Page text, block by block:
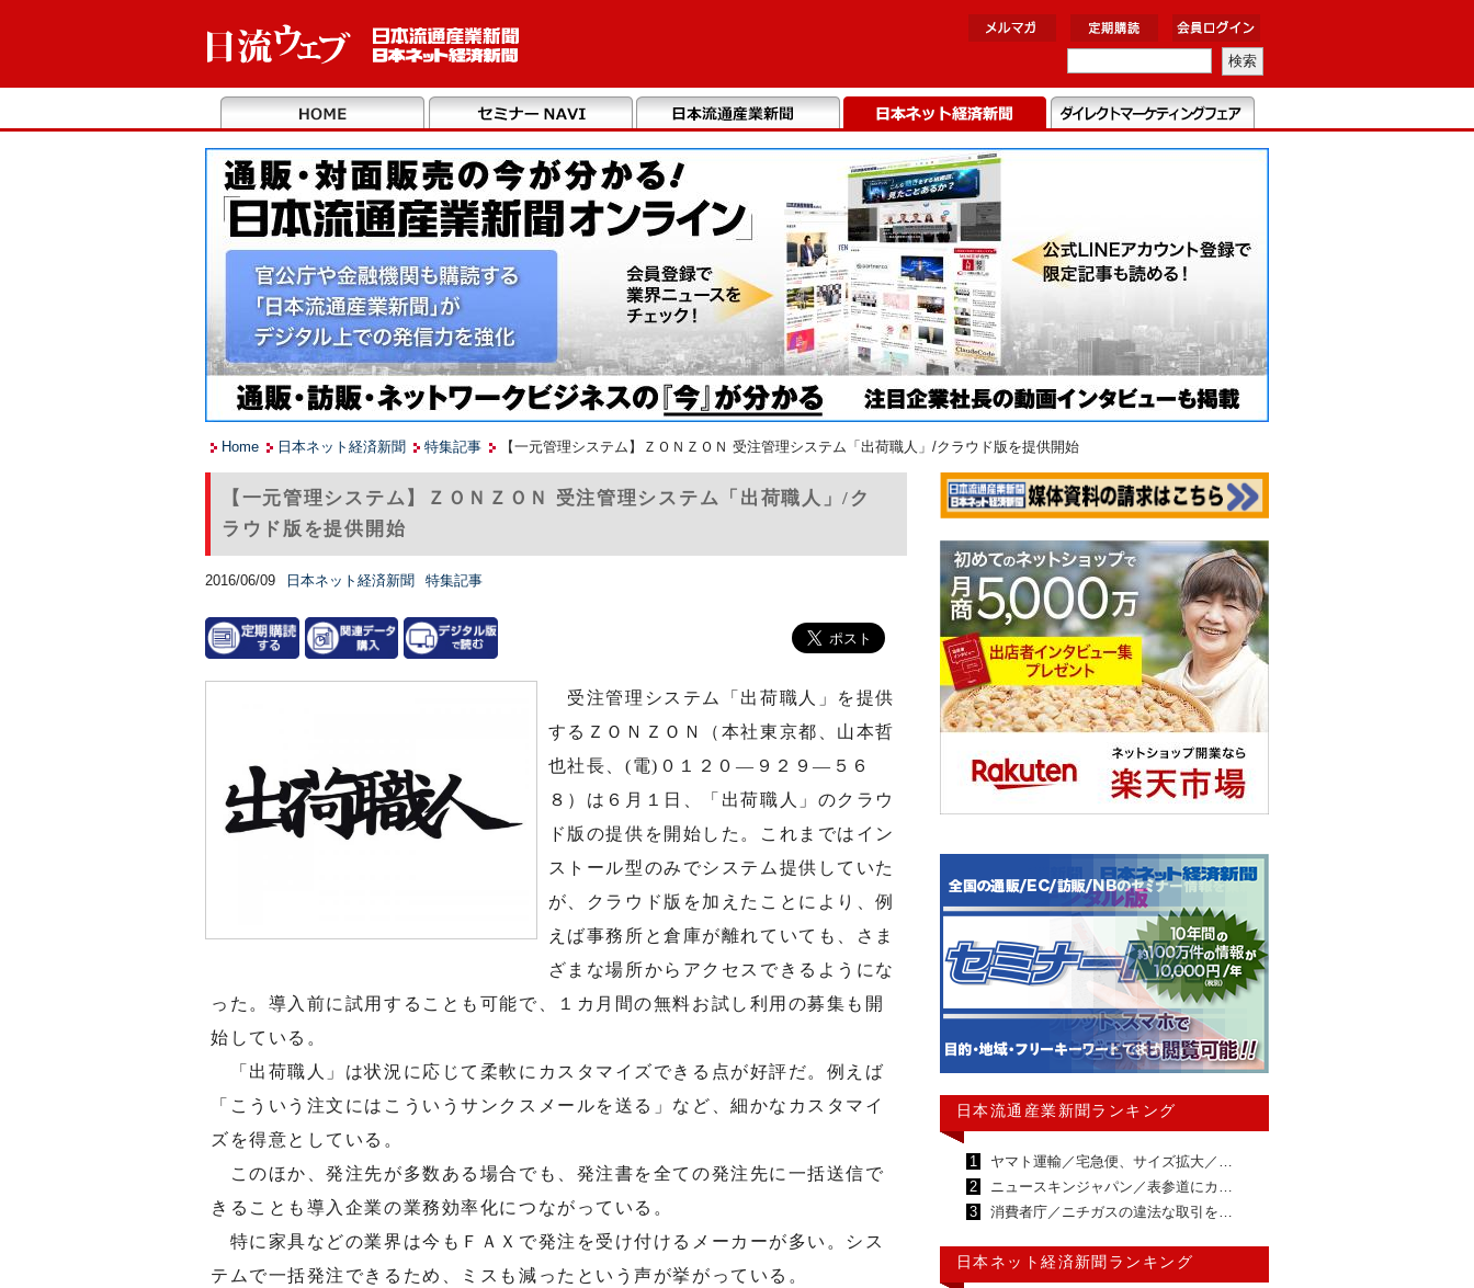
Home 日本ネット経済新聞 特集記事 【一元管理システム】ＺＯＮＺＯＮ 受注管理システム「出荷職人」/クラウド版を提供開始
【一元管理システム】ＺＯＮＺＯＮ 受注管理システム「出荷職人」/ク
ラウド版を提供開始
2016/06/09 日本ネット経済新聞 特集記事
受注管理システム「出荷職人」を提供
するＺＯＮＺＯＮ（本社東京都、山本哲
也社長、(電)０１２０―９２９―５６
８）は６月１日、「出荷職人」のクラウ
ド版の提供を開始した。これまではイン
ストール型のみでシステム提供していた
が、クラウド版を加えたことにより、例
えば事務所と倉庫が離れていても、さま
ざまな場所からアクセスできるようにな
った。導入前に試用することも可能で、１カ月間の無料お試し利用の募集も開
始している。
「出荷職人」は状況に応じて柔軟にカスタマイズできる点が好評だ。例えば
「こういう注文にはこういうサンクスメールを送る」など、細かなカスタマイ
ズを得意としている。
このほか、発注先が多数ある場合でも、発注書を全ての発注先に一括送信で
きることも導入企業の業務効率化につながっている。
特に家具などの業界は今もＦＡＸで発注を受け付けるメーカーが多い。シス
テムで一括発注できるため、ミスも減ったという声が挙がっている。
日本流通産業新聞ランキング
1
ヤマト運輸／宅急便、サイズ拡大／…
2
ニュースキンジャパン／表参道にカ…
3
消費者庁／ニチガスの違法な取引を…
日本ネット経済新聞ランキング